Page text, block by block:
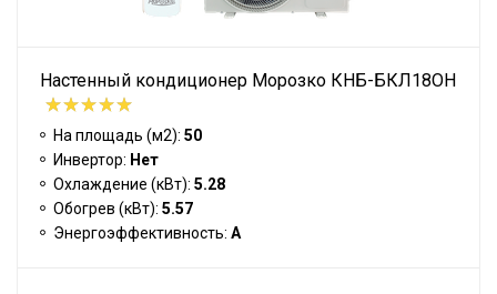
Настенный кондиционер Морозко КНБ-БКЛ18ОН
На площадь (м2): 50
Инвертор: Нет
Охлаждение (кВт): 5.28
Обогрев (кВт): 5.57
Энергоэффективность: A